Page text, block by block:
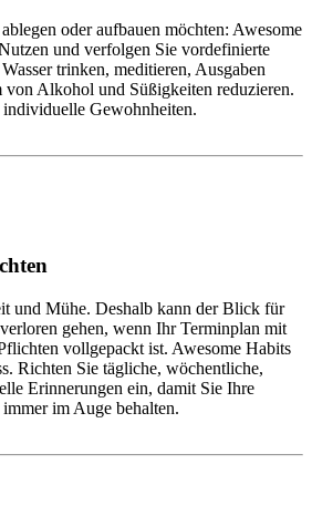
oder aufbauen möchten: Awesome
und verfolgen Sie vordefinierte
trinken, meditieren, Ausgaben
von Alkohol und Süßigkeiten reduzieren.
individuelle Gewohnheiten.
und Mühe. Deshalb kann der Blick für
gehen, wenn Ihr Terminplan mit
vollgepackt ist. Awesome Habits
Richten Sie tägliche, wöchentliche,
Erinnerungen ein, damit Sie Ihre
im Auge behalten.